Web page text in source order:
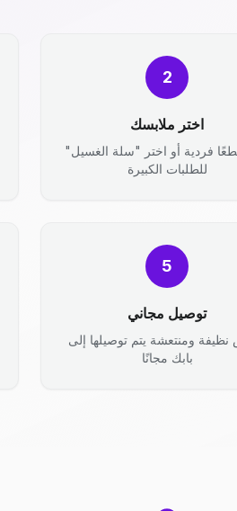
2
اختر ملابسك
فردية أو اختر "سلة الغسيل"
للطلبات الكبيرة
5
توصيل مجاني
نظيفة ومنتعشة يتم توصيلها إلى
بابك مجانًا